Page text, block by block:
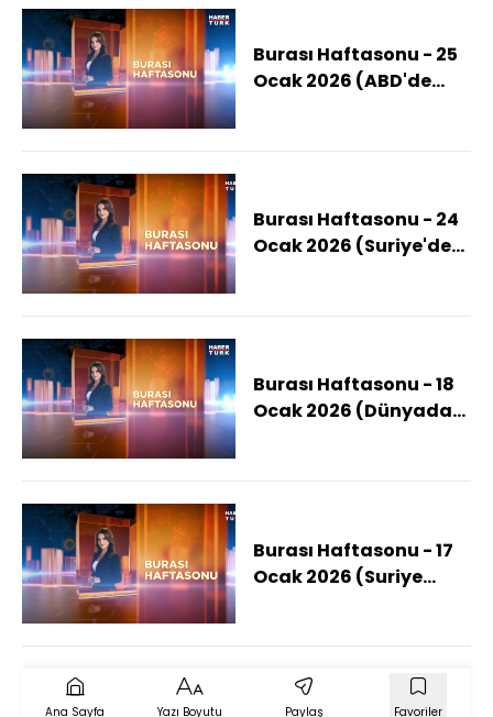
Burası Haftasonu - 25
Ocak 2026 (ABD'de
Burası Haftasonu - 24
Ocak 2026 (Suriye'de
Burası Haftasonu - 18
Ocak 2026 (Dünyadaki
Burası Haftasonu - 17
Ocak 2026 (Suriye
Ana Sayfa Yazı Boyutu Paylaş Favoriler